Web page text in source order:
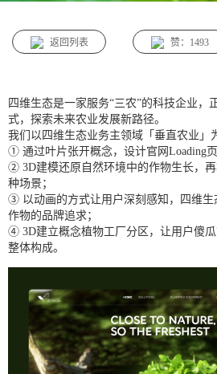
返回列表 赞：1493
四维生态是一家服务“三农”的科技企业，
式，探索未来农业发展新路径。
我们以四维生态业务主领域「垂直农业」
① 通过叶片张开概念，设计官网Loading
② 3D建模还原自然环境中的作物生长，
种场景；
③ 以动画的方式让用户深刻感知，四维生
作物的品牌追求；
④ 3D建立概念植物工厂分区，让用户傻
整体构成。